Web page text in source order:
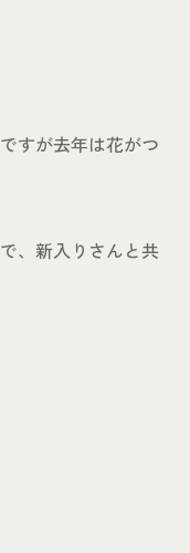
すが去年は花がつ
、新入りさんと共